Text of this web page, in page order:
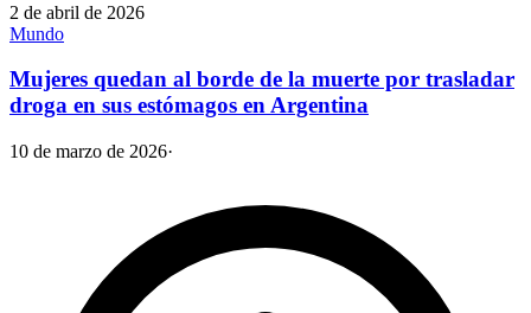
2 de abril de 2026
Mundo
Mujeres quedan al borde de la muerte por trasladar
droga en sus estómagos en Argentina
10 de marzo de 2026·